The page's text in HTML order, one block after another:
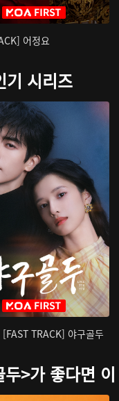
어정요
기 시리즈
[FAST TRACK] 야구골두
두>가 좋다면